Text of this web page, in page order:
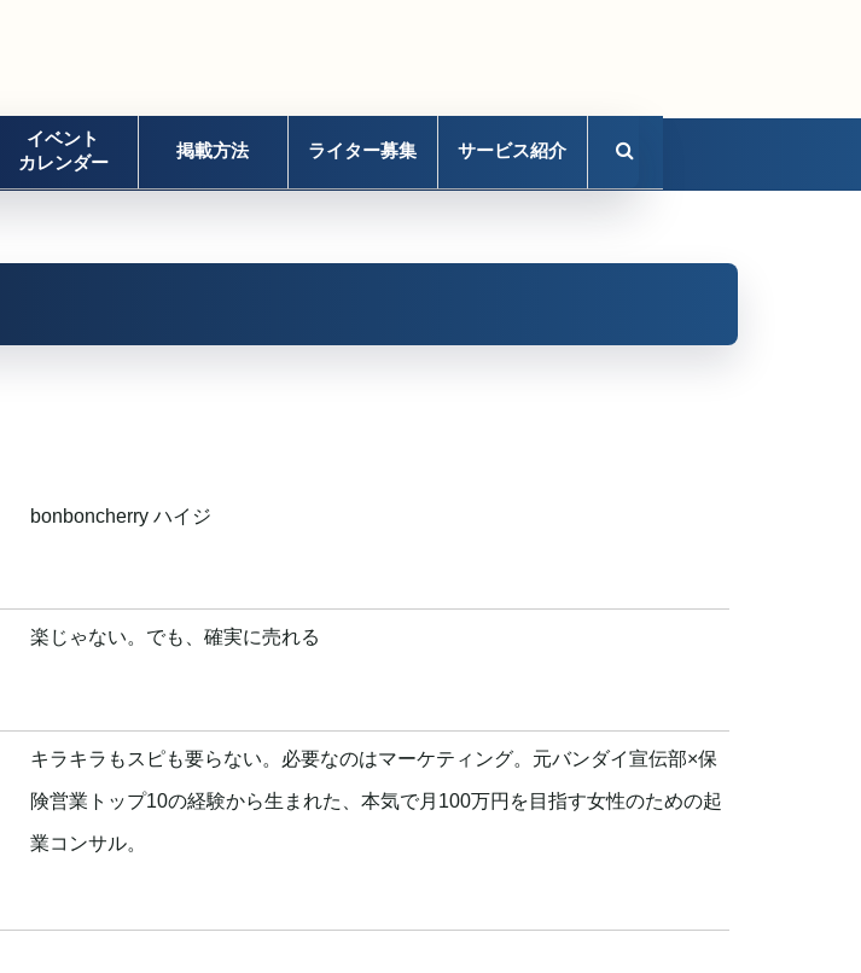
イベント
カレンダー
掲載方法 ライター募集 サービス紹介
bonboncherry ハイジ
楽じゃない。でも、確実に売れる
キラキラもスピも要らない。必要なのはマーケティング。元バンダイ宣伝部×保
険営業トップ10の経験から生まれた、本気で月100万円を目指す女性のための起
業コンサル。